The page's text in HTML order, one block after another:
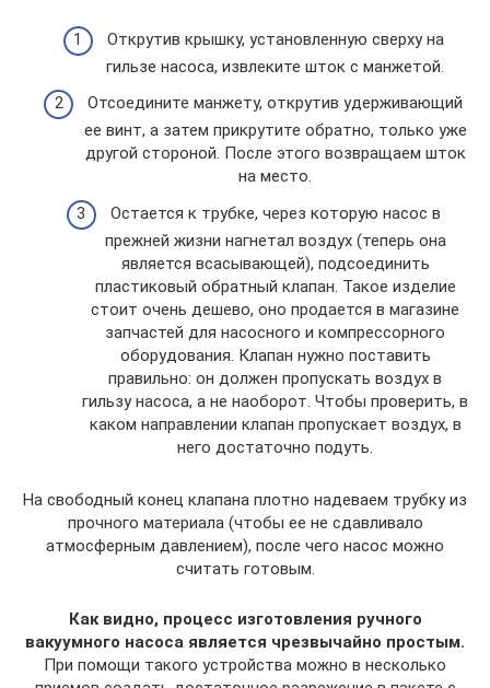
Открутив крышку, установленную сверху на
гильзе насоса, извлеките шток с манжетой.
Отсоедините манжету, открутив удерживающий
ее винт, а затем прикрутите обратно, только уже
другой стороной. После этого возвращаем шток
на место.
Остается к трубке, через которую насос в
прежней жизни нагнетал воздух (теперь она
является всасывающей), подсоединить
пластиковый обратный клапан. Такое изделие
стоит очень дешево, оно продается в магазине
запчастей для насосного и компрессорного
оборудования. Клапан нужно поставить
правильно: он должен пропускать воздух в
гильзу насоса, а не наоборот. Чтобы проверить, в
каком направлении клапан пропускает воздух, в
него достаточно подуть.
На свободный конец клапана плотно надеваем трубку из
прочного материала (чтобы ее не сдавливало
атмосферным давлением), после чего насос можно
считать готовым.
Как видно, процесс изготовления ручного
вакуумного насоса является чрезвычайно простым.
При помощи такого устройства можно в несколько